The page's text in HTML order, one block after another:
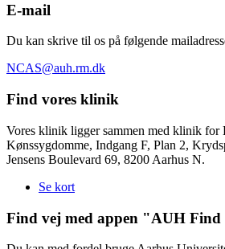
E-mail
Du kan skrive til os på følgende
NCAS@auh.rm.dk
Find vores klinik
Vores klinik ligger sammen med klinik for
Kønssygdomme, Indgang F, Plan 2,
Jensens Boulevard 69, 8200 Aarhus N.
Se kort
Find vej med appen "AUH Find